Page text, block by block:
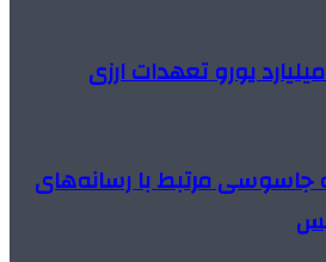
مرتبط با رسانه‌های